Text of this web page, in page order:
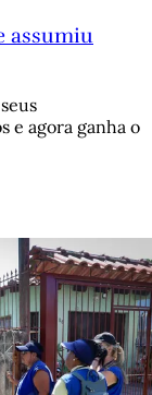
assumiu
e agora ganha o